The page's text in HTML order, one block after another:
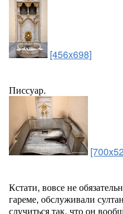
[456x698]
Писсуар.
Кстати, вовсе не
гареме, обслуживали
случиться так, что он